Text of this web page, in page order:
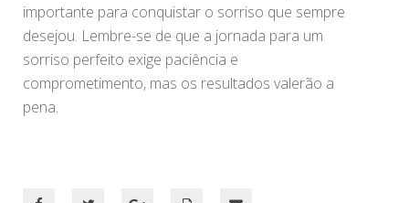
importante para conquistar o sorriso que sempre
desejou. Lembre-se de que a jornada para um
sorriso perfeito exige paciência e
comprometimento, mas os resultados valerão a
pena.